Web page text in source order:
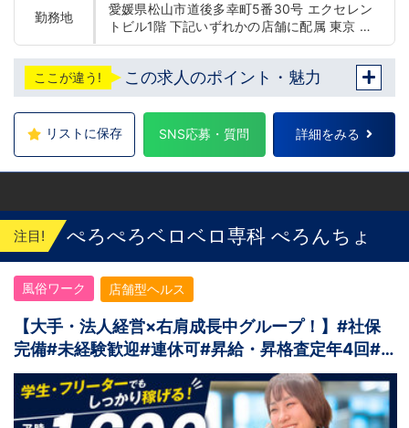
勤務地
愛媛県松山市道後多幸町5番30号 エクセレン
トビル1階 下記いずれかの店舗に配属 東京 五
反田：五反田駅から徒歩2分 池袋：池袋駅西
口から徒歩2分 吉原：三ノ輪駅から徒歩8分
神奈川 横浜：京急線黄金町駅から徒歩8分 茨
城 水戸：水戸駅からバス5分 北海道 札幌：す
すきの駅から徒歩5分 中国・四国 鳥取：米子
市皆生温泉 愛媛：松山道後温泉 九州・沖縄
ここが違う! この求人のポイント・魅力
リストに保存 SNS応募・質問 詳細をみる
注目! ぺろぺろベロベロ専科 ぺろんちょ
風俗ワーク 店舗型ヘルス
【大手・法人経営×右肩成長中グループ！】#社保
完備#未経験歓迎#連休可#昇給・昇格査定年4回#
寮完備